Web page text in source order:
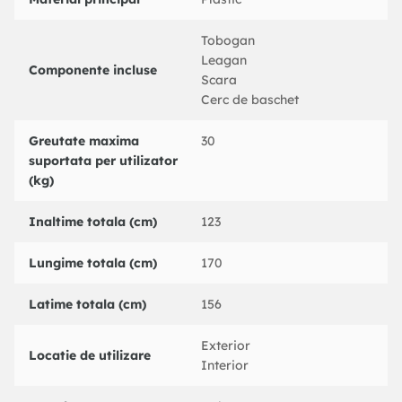
Componente incluse
Tobogan
Leagan
Scara
Cerc de baschet
Greutate maxima
suportata per utilizator
(kg)
30
Inaltime totala (cm) 123
Lungime totala (cm) 170
Latime totala (cm) 156
Locatie de utilizare
Exterior
Interior